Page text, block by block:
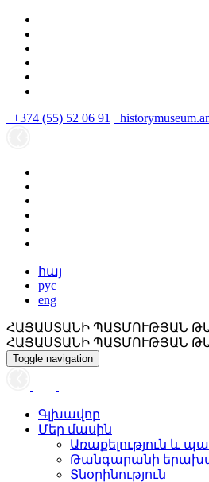
+374 (55) 52 06 91
հայ
рус
eng
ՀԱՅԱՍՏԱՆԻ ՊԱՏՄՈՒԹՅԱՆ
ՀԱՅԱՍՏԱՆԻ ՊԱՏՄՈՒԹՅԱՆ
Toggle navigation
Գլխավոր
Մեր մասին
Առաքելություն և
Թանգարանի
Տնօրինություն